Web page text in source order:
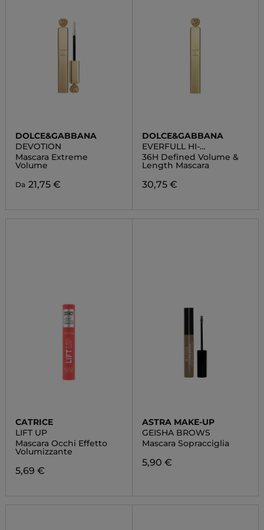
DOLCE&GABBANA
DEVOTION
Mascara Extreme
Volume
Da 21,75 €
DOLCE&GABBANA
EVERFULL HI-
DEFINITION MASCARA
36H Defined Volume &
Length Mascara
30,75 €
CATRICE
LIFT UP
Mascara Occhi Effetto
Volumizzante
5,69 €
ASTRA MAKE-UP
GEISHA BROWS
Mascara Sopracciglia
5,90 €